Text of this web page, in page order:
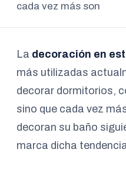
cada vez más son
La decoración en
más utilizadas
decorar dormitorios,
sino que cada vez
decoran su baño
marca dicha